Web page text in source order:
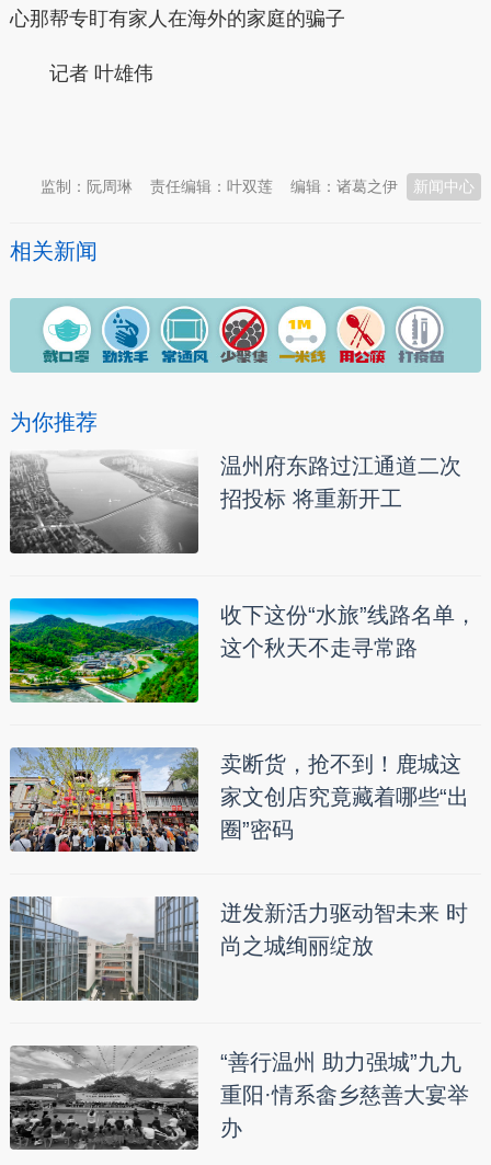
心那帮专盯有家人在海外的家庭的骗子
记者 叶雄伟
新闻中心
编辑：诸葛之伊
责任编辑：叶双莲
监制：阮周琳
相关新闻
为你推荐
温州府东路过江通道二次
招投标 将重新开工
收下这份“水旅”线路名单，
这个秋天不走寻常路
卖断货，抢不到！鹿城这
家文创店究竟藏着哪些“出
圈”密码
迸发新活力驱动智未来 时
尚之城绚丽绽放
“善行温州 助力强城”九九
重阳·情系畲乡慈善大宴举
办